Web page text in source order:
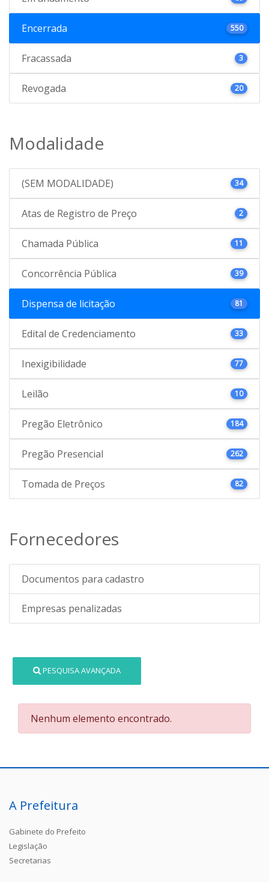
Encerrada 550
Fracassada 3
Revogada 20
Modalidade
(SEM MODALIDADE) 34
Atas de Registro de Preço 2
Chamada Pública 11
Concorrência Pública 39
Dispensa de licitação 81
Edital de Credenciamento 33
Inexigibilidade 77
Leilão 10
Pregão Eletrônico 184
Pregão Presencial 262
Tomada de Preços 82
Fornecedores
Documentos para cadastro
Empresas penalizadas
PESQUISA AVANÇADA
Nenhum elemento encontrado.
A Prefeitura
Gabinete do Prefeito
Legislação
Secretarias